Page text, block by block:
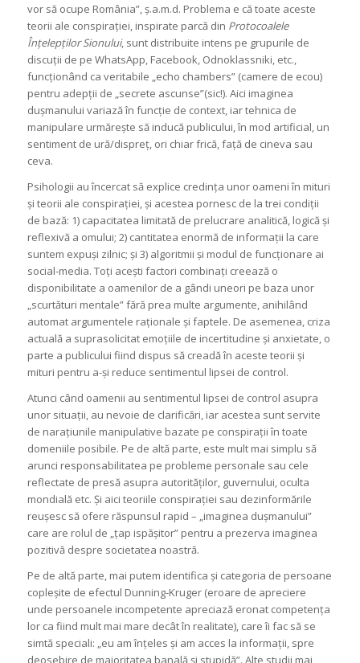
vor să ocupe România”, ș.a.m.d. Problema e că toate aceste
teorii ale conspirației, inspirate parcă din Protocoalele
Înțelepților Sionului, sunt distribuite intens pe grupurile de
discuții de pe WhatsApp, Facebook, Odnoklassniki, etc.,
funcționând ca veritabile „echo chambers” (camere de ecou)
pentru adepții de „secrete ascunse”(sic!). Aici imaginea
dușmanului variază în funcție de context, iar tehnica de
manipulare urmărește să inducă publicului, în mod artificial, un
sentiment de ură/dispreț, ori chiar frică, față de cineva sau
ceva.
Psihologii au încercat să explice credința unor oameni în mituri
și teorii ale conspirației, și acestea pornesc de la trei condiții
de bază: 1) capacitatea limitată de prelucrare analitică, logică și
reflexivă a omului; 2) cantitatea enormă de informații la care
suntem expuși zilnic; și 3) algoritmii și modul de funcționare ai
social-media. Toți acești factori combinați creează o
disponibilitate a oamenilor de a gândi uneori pe baza unor
„scurtături mentale” fără prea multe argumente, anihilând
automat argumentele raționale și faptele. De asemenea, criza
actuală a suprasolicitat emoțiile de incertitudine și anxietate, o
parte a publicului fiind dispus să creadă în aceste teorii și
mituri pentru a-și reduce sentimentul lipsei de control.
Atunci când oamenii au sentimentul lipsei de control asupra
unor situații, au nevoie de clarificări, iar acestea sunt servite
de narațiunile manipulative bazate pe conspirații în toate
domeniile posibile. Pe de altă parte, este mult mai simplu să
arunci responsabilitatea pe probleme personale sau cele
reflectate de presă asupra autorităților, guvernului, oculta
mondială etc. Și aici teoriile conspirației sau dezinformările
reușesc să ofere răspunsul rapid – „imaginea dușmanului”
care are rolul de „țap ispășitor” pentru a prezerva imaginea
pozitivă despre societatea noastră.
Pe de altă parte, mai putem identifica și categoria de persoane
copleșite de efectul Dunning-Kruger (eroare de apreciere
unde persoanele incompetente apreciază eronat competența
lor ca fiind mult mai mare decât în realitate), care îi fac să se
simtă speciali: „eu am înțeles și am acces la informații, spre
deosebire de majoritatea banală și stupidă”. Alte studii mai